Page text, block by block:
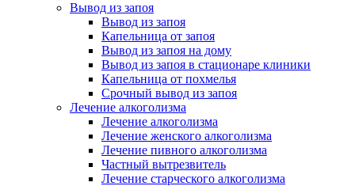
Вывод из запоя
Вывод из запоя
Капельница от запоя
Вывод из запоя на дому
Вывод из запоя в стационаре клиники
Капельница от похмелья
Срочный вывод из запоя
Лечение алкоголизма
Лечение алкоголизма
Лечение женского алкоголизма
Лечение пивного алкоголизма
Частный вытрезвитель
Лечение старческого алкоголизма